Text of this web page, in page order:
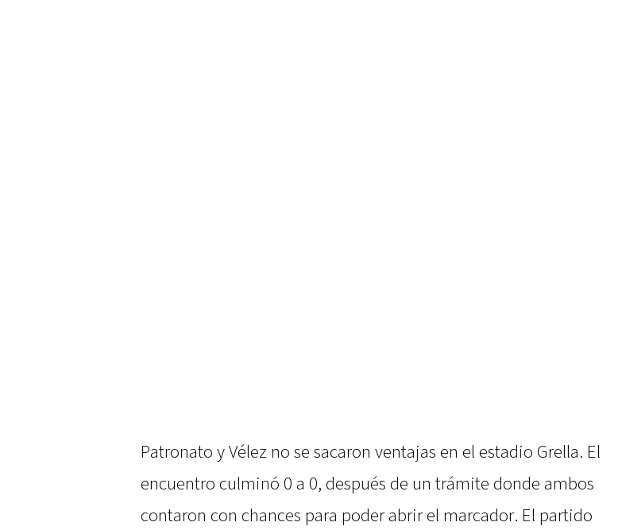
Patronato y Vélez no se sacaron ventajas en el estadio Grella. El
encuentro culminó 0 a 0, después de un trámite donde ambos
contaron con chances para poder abrir el marcador. El partido